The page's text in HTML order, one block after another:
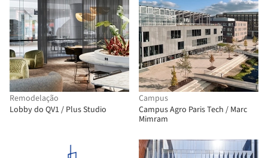
Remodelação
Lobby do QV1 / Plus Studio
Campus
Campus Agro Paris Tech / Marc
Mimram